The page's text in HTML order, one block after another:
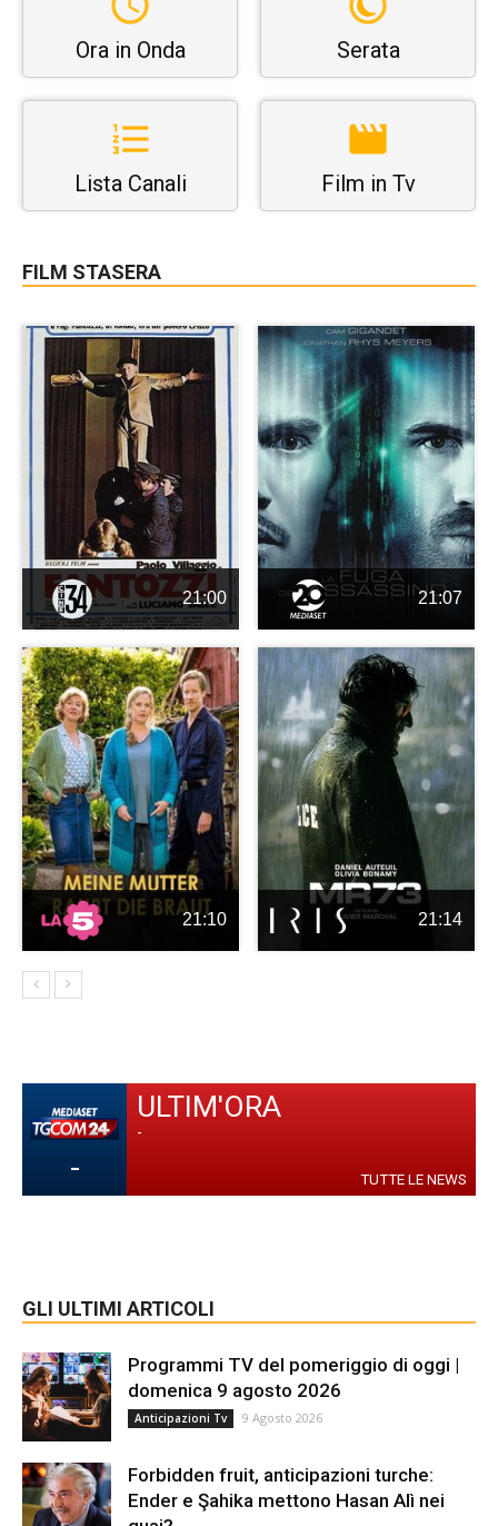
Ora in Onda Serata
Lista Canali Film in Tv
FILM STASERA
21:00 21:07
21:10 21:14
-
ULTIM'ORA
-
TUTTE LE NEWS
GLI ULTIMI ARTICOLI
Programmi TV del pomeriggio di oggi |
domenica 9 agosto 2026
Anticipazioni Tv 9 Agosto 2026
Forbidden fruit, anticipazioni turche:
Ender e Şahika mettono Hasan Alì nei